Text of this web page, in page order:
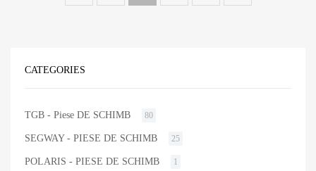
CATEGORIES
TGB - Piese DE SCHIMB 80
SEGWAY - PIESE DE SCHIMB 25
POLARIS - PIESE DE SCHIMB 1